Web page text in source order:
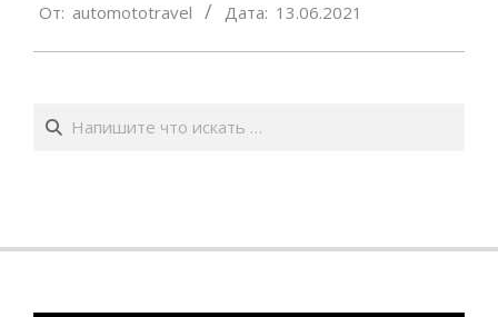
06-
От: automototravel Дата: 13.06.2021
Поиск